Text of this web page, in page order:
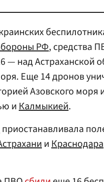
РФ, средства
— над Астраханской
Еще 14 дронов
Азовского
иКалмыкией.
приостанавливала
иКраснодара